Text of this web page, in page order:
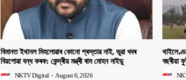
বিমানত ইথানল মিহলোৱাৰ কোনো প্ৰস্তাৱ নাই, ভুৱা খবৰ
বিয়পোৱা বন্ধ কৰক: কেন্দ্ৰীয় মন্ত্ৰী ৰাম মোহন নাইডু
NKTV Digital - August 6, 2026